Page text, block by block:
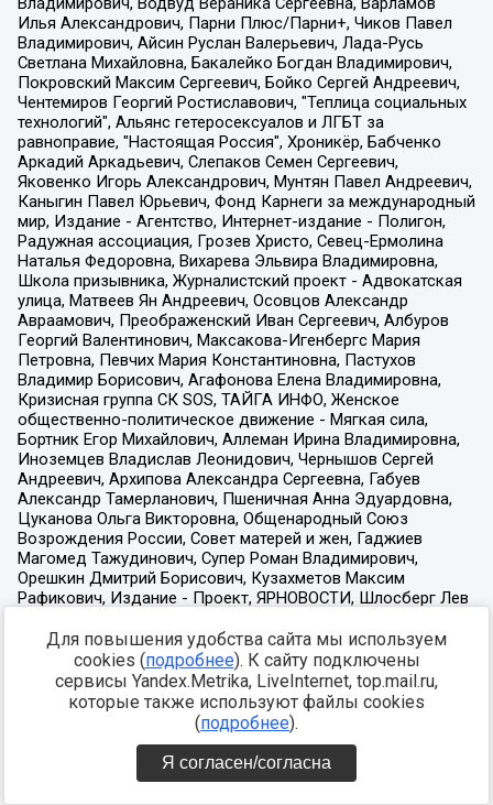
Для повышения удобства сайта мы используем
cookies (подробнее). К сайту подключены
сервисы Yandex.Metrika, LiveInternet, top.mail.ru,
которые также используют файлы cookies
(подробнее).
Я согласен/согласна